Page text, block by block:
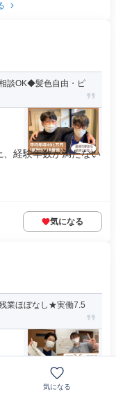
談OK◆髪色自由・ピ
経験年数が満たない
気になる
業ほぼなし★実働7.5
気になる